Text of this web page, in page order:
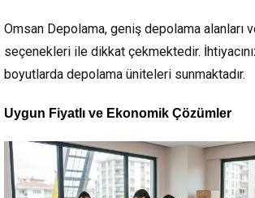
Omsan Depolama, geniş depolama alanları
seçenekleri ile dikkat çekmektedir.
boyutlarda depolama üniteleri sunmaktadır.
Uygun Fiyatlı ve Ekonomik Çözümler